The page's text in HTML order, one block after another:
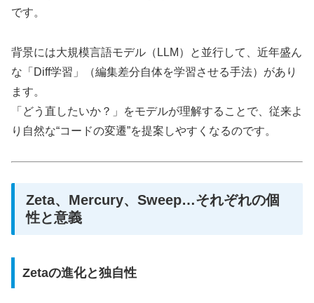
です。
背景には大規模言語モデル（LLM）と並行して、近年盛ん
な「Diff学習」（編集差分自体を学習させる手法）があり
ます。
「どう直したいか？」をモデルが理解することで、従来よ
り自然な“コードの変遷”を提案しやすくなるのです。
Zeta、Mercury、Sweep…それぞれの個
性と意義
Zetaの進化と独自性